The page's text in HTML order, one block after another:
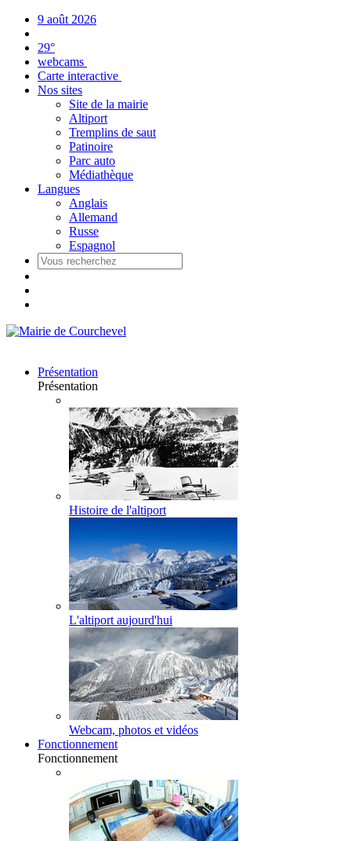
9 août 2026
29°
webcams
Carte interactive
Nos sites
Site de la mairie
Altiport
Tremplins de saut
Patinoire
Parc auto
Médiathèque
Langues
Anglais
Allemand
Russe
Espagnol
Présentation
Présentation
Histoire de l'altiport
L'altiport aujourd'hui
Webcam, photos et vidéos
Fonctionnement
Fonctionnement